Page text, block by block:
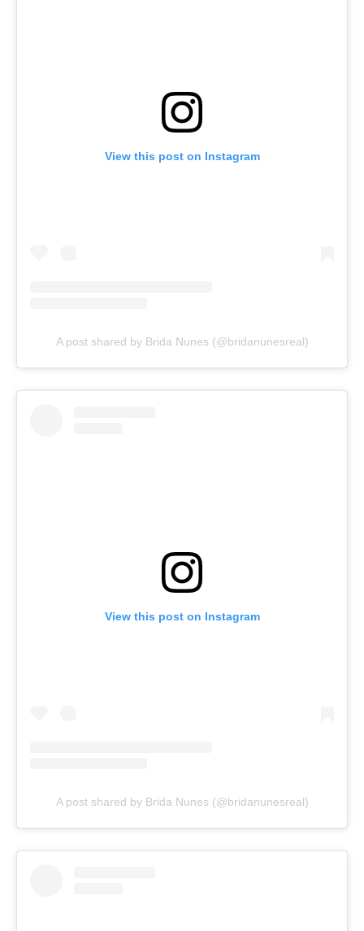
View this post on Instagram
A post shared by Brida Nunes (@bridanunesreal)
View this post on Instagram
A post shared by Brida Nunes (@bridanunesreal)